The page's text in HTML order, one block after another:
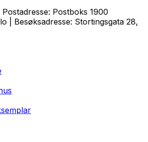
| Postadresse: Postboks 1900
| Besøksadresse: Stortingsgata 28,